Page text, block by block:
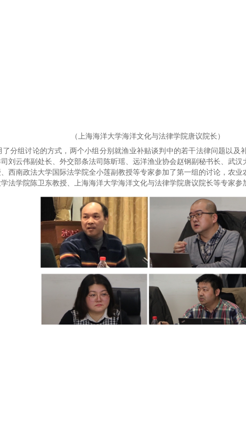
（上海海洋大学海洋文化与法律学院唐议院长）
了分组讨论的方式，两个小组分别就渔业补贴谈判 中的若干法律问题以及
刘云伟副处长、外交部条法司陈昕瑶、远洋渔业协会赵钢副秘书长、武
西南政法大学国际法学院全小莲副教授等专家参加了第一组的讨论， 农业
法学院陈卫东教授、上海海洋大学海洋文化与法律学院唐议院长等专家参